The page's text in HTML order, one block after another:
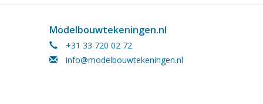
Modelbouwtekeningen.nl
+31 33 720 02 72
info@modelbouwtekeningen.nl